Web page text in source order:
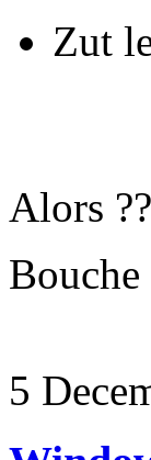
Zut
Alors ??
5